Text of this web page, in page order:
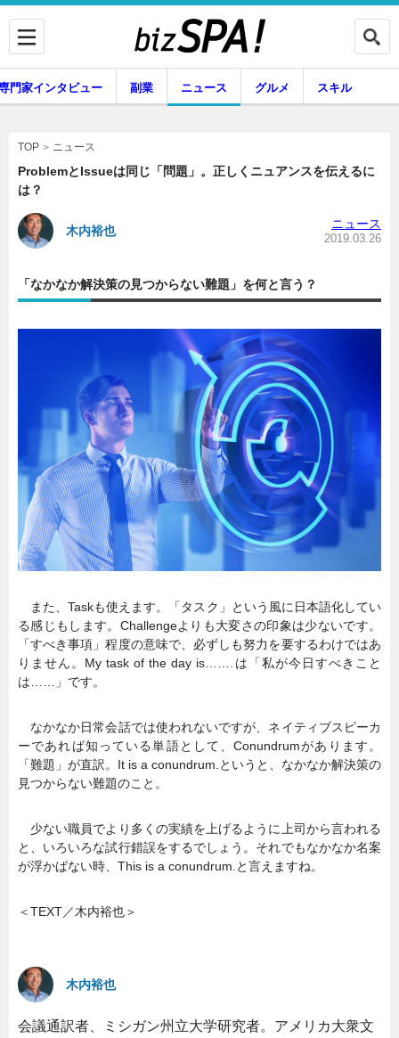
専門家インタビュー
副業 ニュース
スキル
暮らし エンタメ
連載一覧
門家インタビュー 副業 ニュース グルメ スキル
TOP ニュース
ProblemとIssueは同じ「問題」。正しくニュアンスを伝えるに
は？
木内裕也 ニュース
2019.03.26
「なかなか解決策の見つからない難題」を何と言う？
また、Taskも使えます。「タスク」という風に日本語化してい
る感じもします。Challengeよりも大変さの印象は少ないです。
「すべき事項」程度の意味で、必ずしも努力を要するわけではあ
りません。My task of the day is…….は「私が今日すべきこと
は……」です。
なかなか日常会話では使われないですが、ネイティブスピーカ
ーであれば知っている単語として、Conundrumがあります。
「難題」が直訳。It is a conundrum.というと、なかなか解決策の
見つからない難題のこと。
少ない職員でより多くの実績を上げるように上司から言われる
と、いろいろな試行錯誤をするでしょう。それでもなかなか名案
が浮かばない時、This is a conundrum.と言えますね。
＜TEXT／木内裕也＞
木内裕也
会議通訳者、ミシガン州立大学研究者。アメリカ大衆文